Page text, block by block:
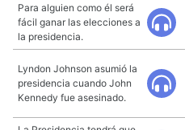
Para alguien como él será
fácil ganar las elecciones a
la presidencia.
Lyndon Johnson asumió la
presidencia cuando John
Kennedy fue asesinado.